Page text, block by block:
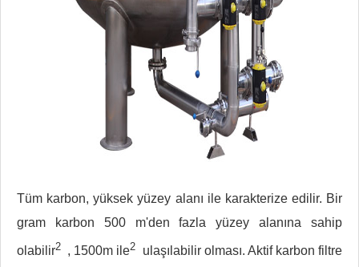
Tüm karbon, yüksek yüzey alanı ile karakterize edilir. Bir
gram karbon 500 m'den fazla yüzey alanına sahip
olabilir2 , 1500m ile2 ulaşılabilir olması. Aktif karbon filtre